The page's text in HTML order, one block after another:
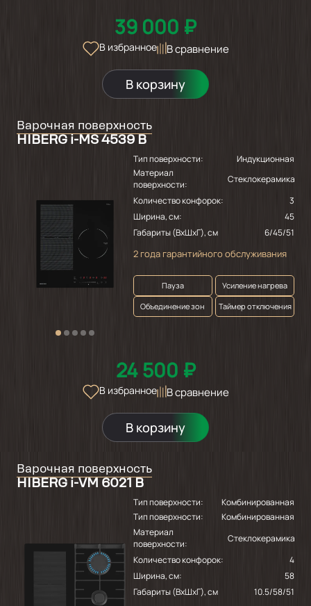
39 000 ₽
В избранное В сравнение
В корзину
Варочная поверхность
HIBERG i-MS 4539 B
Тип поверхности:
Индукционная
Материал
поверхности:
Стеклокерамика
Количество конфорок:
3
Ширина, см:
45
Габариты (ВхШхГ), см
6/45/51
2 года гарантийного обслуживания
Пауза
Усиление нагрева
Объединение зон
Таймер отключения
24 500 ₽
В избранное В сравнение
В корзину
Варочная поверхность
HIBERG i-VM 6021 B
Тип поверхности:
Комбинированная
Тип поверхности:
Комбинированная
Материал
поверхности:
Стеклокерамика
Количество конфорок:
4
Ширина, см:
58
Габариты (ВхШхГ), см
10.5/58/51